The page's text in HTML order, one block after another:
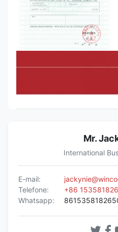
Mr.
International
E-mail:
Telefone:
+86
Whatsapp: